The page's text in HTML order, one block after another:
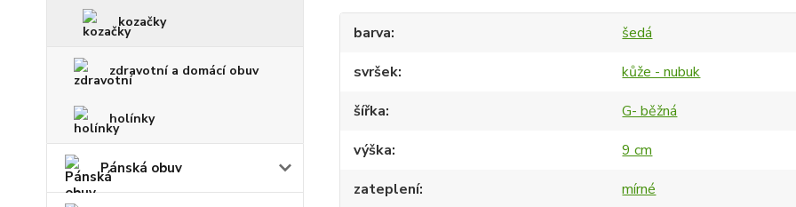
kozačky
zdravotní a domácí obuv
holínky
Pánská obuv
barva
šedá
svršek
kůže - nubuk
šířka
G- běžná
výška
9 cm
zateplení
mírné